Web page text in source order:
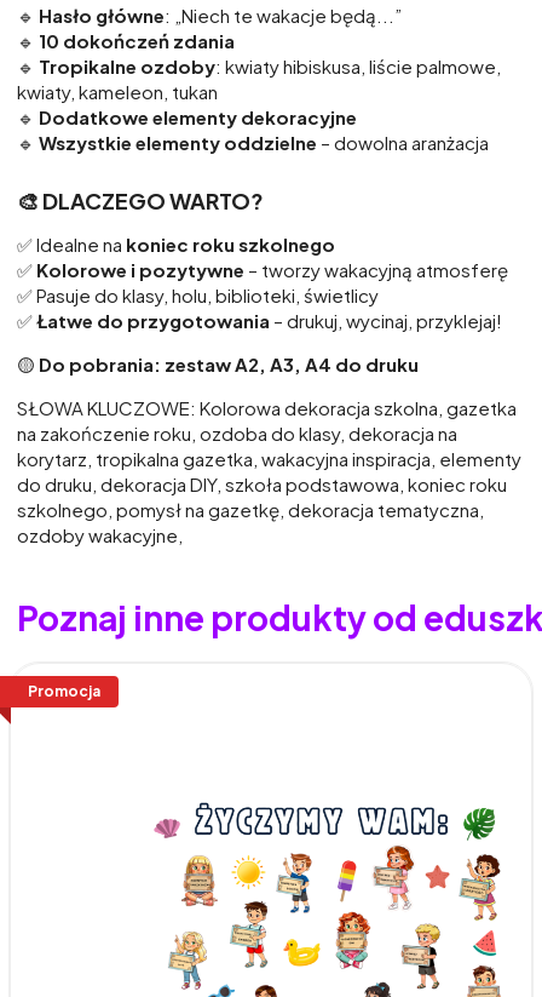
🔹 Hasło główne: „Niech te wakacje będą...”
🔹 10 dokończeń zdania
🔹 Tropikalne ozdoby: kwiaty hibiskusa, liście palmowe,
kwiaty, kameleon, tukan
🔹 Dodatkowe elementy dekoracyjne
🔹 Wszystkie elementy oddzielne – dowolna aranżacja
🎨 DLACZEGO WARTO?
✅ Idealne na koniec roku szkolnego
✅ Kolorowe i pozytywne – tworzy wakacyjną atmosferę
✅ Pasuje do klasy, holu, biblioteki, świetlicy
✅Łatwe do przygotowania – drukuj, wycinaj, przyklejaj!
🟡 Do pobrania: zestaw A2, A3, A4 do druku
SŁOWA KLUCZOWE: Kolorowa dekoracja szkolna, gazetka
na zakończenie roku, ozdoba do klasy, dekoracja na
korytarz, tropikalna gazetka, wakacyjna inspiracja, elementy
do druku, dekoracja DIY, szkoła podstawowa, koniec roku
szkolnego, pomysł na gazetkę, dekoracja tematyczna,
ozdoby wakacyjne,
Poznaj inne produkty od
Promocja